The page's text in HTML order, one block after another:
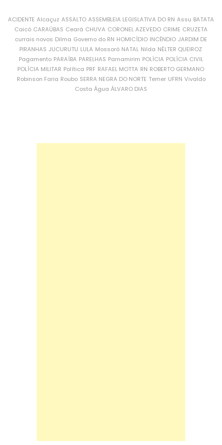
ACIDENTE Alcaçuz ASSALTO ASSEMBLEIA LEGISLATIVA DO RN Assu BATATA
Caicó CARAÚBAS Ceará CHUVA CORONEL AZEVEDO CRIME CRUZETA
currais novos Dilma Governo do RN HOMICÍDIO INCÊNDIO JARDIM DE
PIRANHAS JUCURUTU LULA Mossoró NATAL Nilda NÉLTER QUEIROZ
Pagamento PARAÍBA PARELHAS Parnamirim POLÍCIA POLÍCIA CIVIL
POLÍCIA MILITAR Política PRF RAFAEL MOTTA RN ROBERTO GERMANO
Robinson Faria Roubo SERRA NEGRA DO NORTE Temer UFRN Vivaldo
Costa Água ÁLVARO DIAS